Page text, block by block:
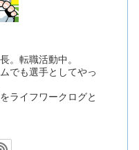
。転職活動中。
でも選手としてやっ
ライフワークログと